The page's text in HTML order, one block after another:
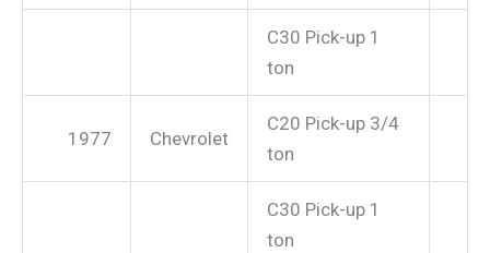
C30 Pick-up 1
ton
1977 Chevrolet
C20 Pick-up 3/4
ton
C30 Pick-up 1
ton